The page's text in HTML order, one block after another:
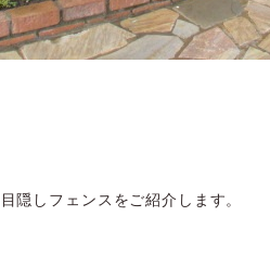
隠しフェンスをご紹介します。